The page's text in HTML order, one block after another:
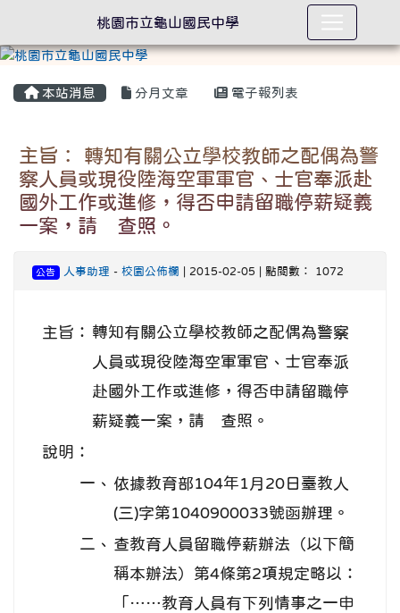
本站消息 分月文章 電子報列表
主旨： 轉知有關公立學校教師之配偶為警
察人員或現役陸海空軍軍官、士官奉派赴
國外工作或進修，得否申請留職停薪疑義
一案，請 查照。
公告 人事助理 - 校園公佈欄 | 2015-02-05 | 點閱數： 1072
主旨： 轉知有關公立學校教師之配偶為警察
人員或現役陸海空軍軍官、士官奉派
赴國外工作或進修，得否申請留職停
薪疑義一案，請 查照。
說明：
一、 依據教育部104年1月20日臺教人
(三)字第1040900033號函辦理。
二、 查教育人員留職停薪辦法（以下簡
稱本辦法）第4條第2項規定略以：
「……教育人員有下列情事之一申
桃園市立龜山國民中學